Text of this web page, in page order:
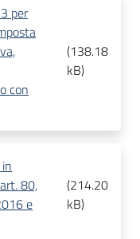
per
con
(138.18
kB)
80,
e
(214.20
kB)